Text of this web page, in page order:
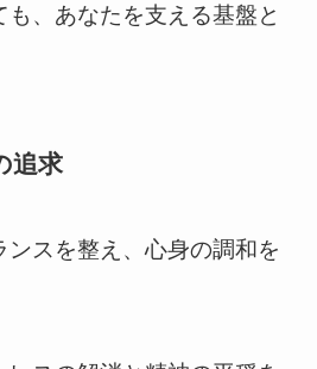
、あなたを支える基盤と
追求
スを整え、心身の調和を